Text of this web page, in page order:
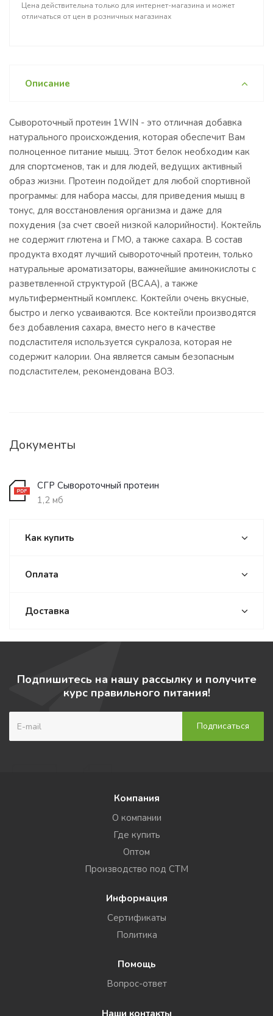
Цена действительна только для интернет-магазина и может
отличаться от цен в розничных магазинах
Описание
Сывороточный протеин 1WIN - это отличная добавка
натурального происхождения, которая обеспечит Вам
полноценное питание мышц. Этот белок необходим как
для спортсменов, так и для людей, ведущих активный
образ жизни. Протеин подойдет для любой спортивной
программы: для набора массы, для приведения мышц в
тонус, для восстановления организма и даже для
похудения (за счет своей низкой калорийности). Коктейль
не содержит глютена и ГМО, а также сахара. В состав
продукта входят лучший сывороточный протеин, только
натуральные ароматизаторы, важнейшие аминокислоты с
разветвленной структурой (ВСАА), а также
мультиферментный комплекс. Коктейли очень вкусные,
быстро и легко усваиваются. Все коктейли производятся
без добавления сахара, вместо него в качестве
подсластителя используется сукралоза, которая не
содержит калории. Она является самым безопасным
подсластителем, рекомендована ВОЗ.
Документы
СГР Сывороточный протеин
1,2 мб
Как купить
Оплата
Доставка
Подпишитесь на нашу рассылку и получите
курс правильного питания!
Компания
О компании
Где купить
Оптом
Производство под СТМ
Информация
Сертификаты
Политика
Помощь
Вопрос-ответ
Наши контакты